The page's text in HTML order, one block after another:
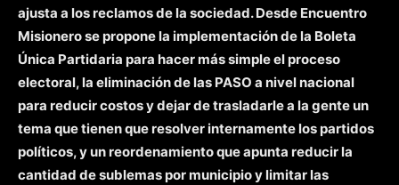
ajusta a los reclamos de la sociedad. Desde Encuentro
Misionero se propone la implementación de la Boleta
Única Partidaria para hacer más simple el proceso
electoral, la eliminación de las PASO a nivel nacional
para reducir costos y dejar de trasladarle a la gente un
tema que tienen que resolver internamente los partidos
políticos, y un reordenamiento que apunta reducir la
cantidad de sublemas por municipio y limitar las